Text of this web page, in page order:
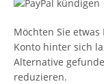
Möchten Sie
Konto hinter sich
Alternative
reduzieren.